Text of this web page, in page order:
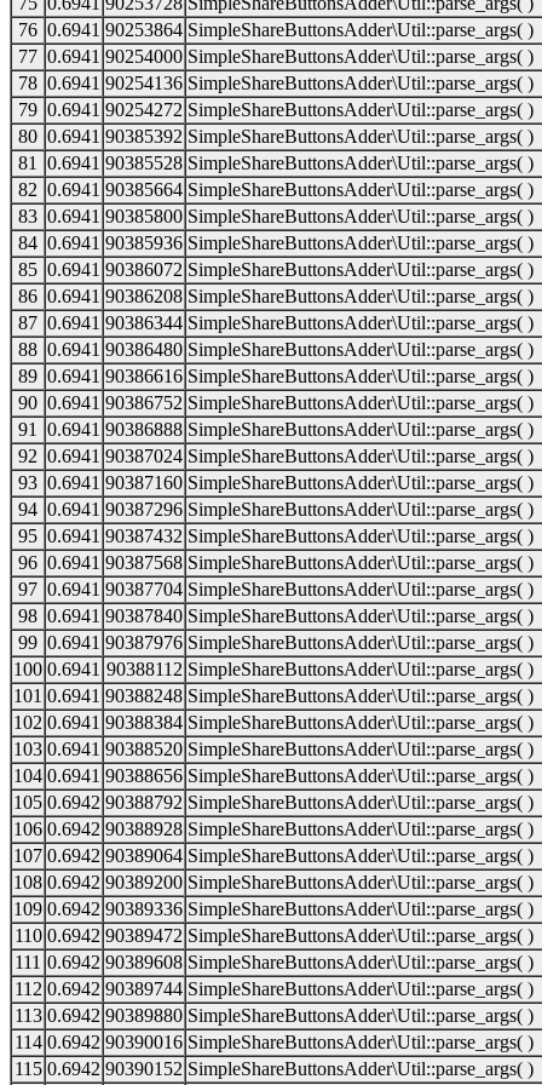
76 0.6941 90253864 SimpleShareButtonsAdder\Util::parse_args( )
77 0.6941 90254000 SimpleShareButtonsAdder\Util::parse_args( )
78 0.6941 90254136 SimpleShareButtonsAdder\Util::parse_args( )
79 0.6941 90254272 SimpleShareButtonsAdder\Util::parse_args( )
80 0.6941 90385392 SimpleShareButtonsAdder\Util::parse_args( )
81
0.6941 90385528 SimpleShareButtonsAdder\Util::parse_args( )
82 0.6941 90385664 SimpleShareButtonsAdder\Util::parse_args( )
83 0.6941 90385800 SimpleShareButtonsAdder\Util::parse_args( )
84 0.6941 90385936 SimpleShareButtonsAdder\Util::parse_args( )
85 0.6941 90386072 SimpleShareButtonsAdder\Util::parse_args( )
86 0.6941 90386208 SimpleShareButtonsAdder\Util::parse_args( )
87 0.6941 90386344 SimpleShareButtonsAdder\Util::parse_args( )
88 0.6941 90386480 SimpleShareButtonsAdder\Util::parse_args( )
89 0.6941 90386616 SimpleShareButtonsAdder\Util::parse_args( )
90 0.6941 90386752 SimpleShareButtonsAdder\Util::parse_args( )
91
0.6941 90386888 SimpleShareButtonsAdder\Util::parse_args( )
92 0.6941 90387024 SimpleShareButtonsAdder\Util::parse_args( )
93 0.6941 90387160 SimpleShareButtonsAdder\Util::parse_args( )
94 0.6941 90387296 SimpleShareButtonsAdder\Util::parse_args( )
95 0.6941 90387432 SimpleShareButtonsAdder\Util::parse_args( )
96 0.6941 90387568 SimpleShareButtonsAdder\Util::parse_args( )
97 0.6941 90387704 SimpleShareButtonsAdder\Util::parse_args( )
98 0.6941 90387840 SimpleShareButtonsAdder\Util::parse_args( )
99 0.6941 90387976 SimpleShareButtonsAdder\Util::parse_args( )
100 0.6941 90388112 SimpleShareButtonsAdder\Util::parse_args( )
101 0.6941 90388248 SimpleShareButtonsAdder\Util::parse_args( )
102 0.6941 90388384 SimpleShareButtonsAdder\Util::parse_args( )
103 0.6941 90388520 SimpleShareButtonsAdder\Util::parse_args( )
104 0.6941 90388656 SimpleShareButtonsAdder\Util::parse_args( )
105 0.6942 90388792 SimpleShareButtonsAdder\Util::parse_args( )
106 0.6942 90388928 SimpleShareButtonsAdder\Util::parse_args( )
107 0.6942 90389064 SimpleShareButtonsAdder\Util::parse_args( )
108 0.6942 90389200 SimpleShareButtonsAdder\Util::parse_args( )
109 0.6942 90389336 SimpleShareButtonsAdder\Util::parse_args( )
110 0.6942 90389472 SimpleShareButtonsAdder\Util::parse_args( )
111 0.6942 90389608 SimpleShareButtonsAdder\Util::parse_args( )
112 0.6942 90389744 SimpleShareButtonsAdder\Util::parse_args( )
113 0.6942 90389880 SimpleShareButtonsAdder\Util::parse_args( )
114 0.6942 90390016 SimpleShareButtonsAdder\Util::parse_args( )
115 0.6942 90390152 SimpleShareButtonsAdder\Util::parse_args( )